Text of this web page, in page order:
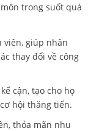
trong suốt quá
viên, giúp nhân
thay đổi về công
cận, tạo cho họ
hội thăng tiến.
thỏa mãn nhu